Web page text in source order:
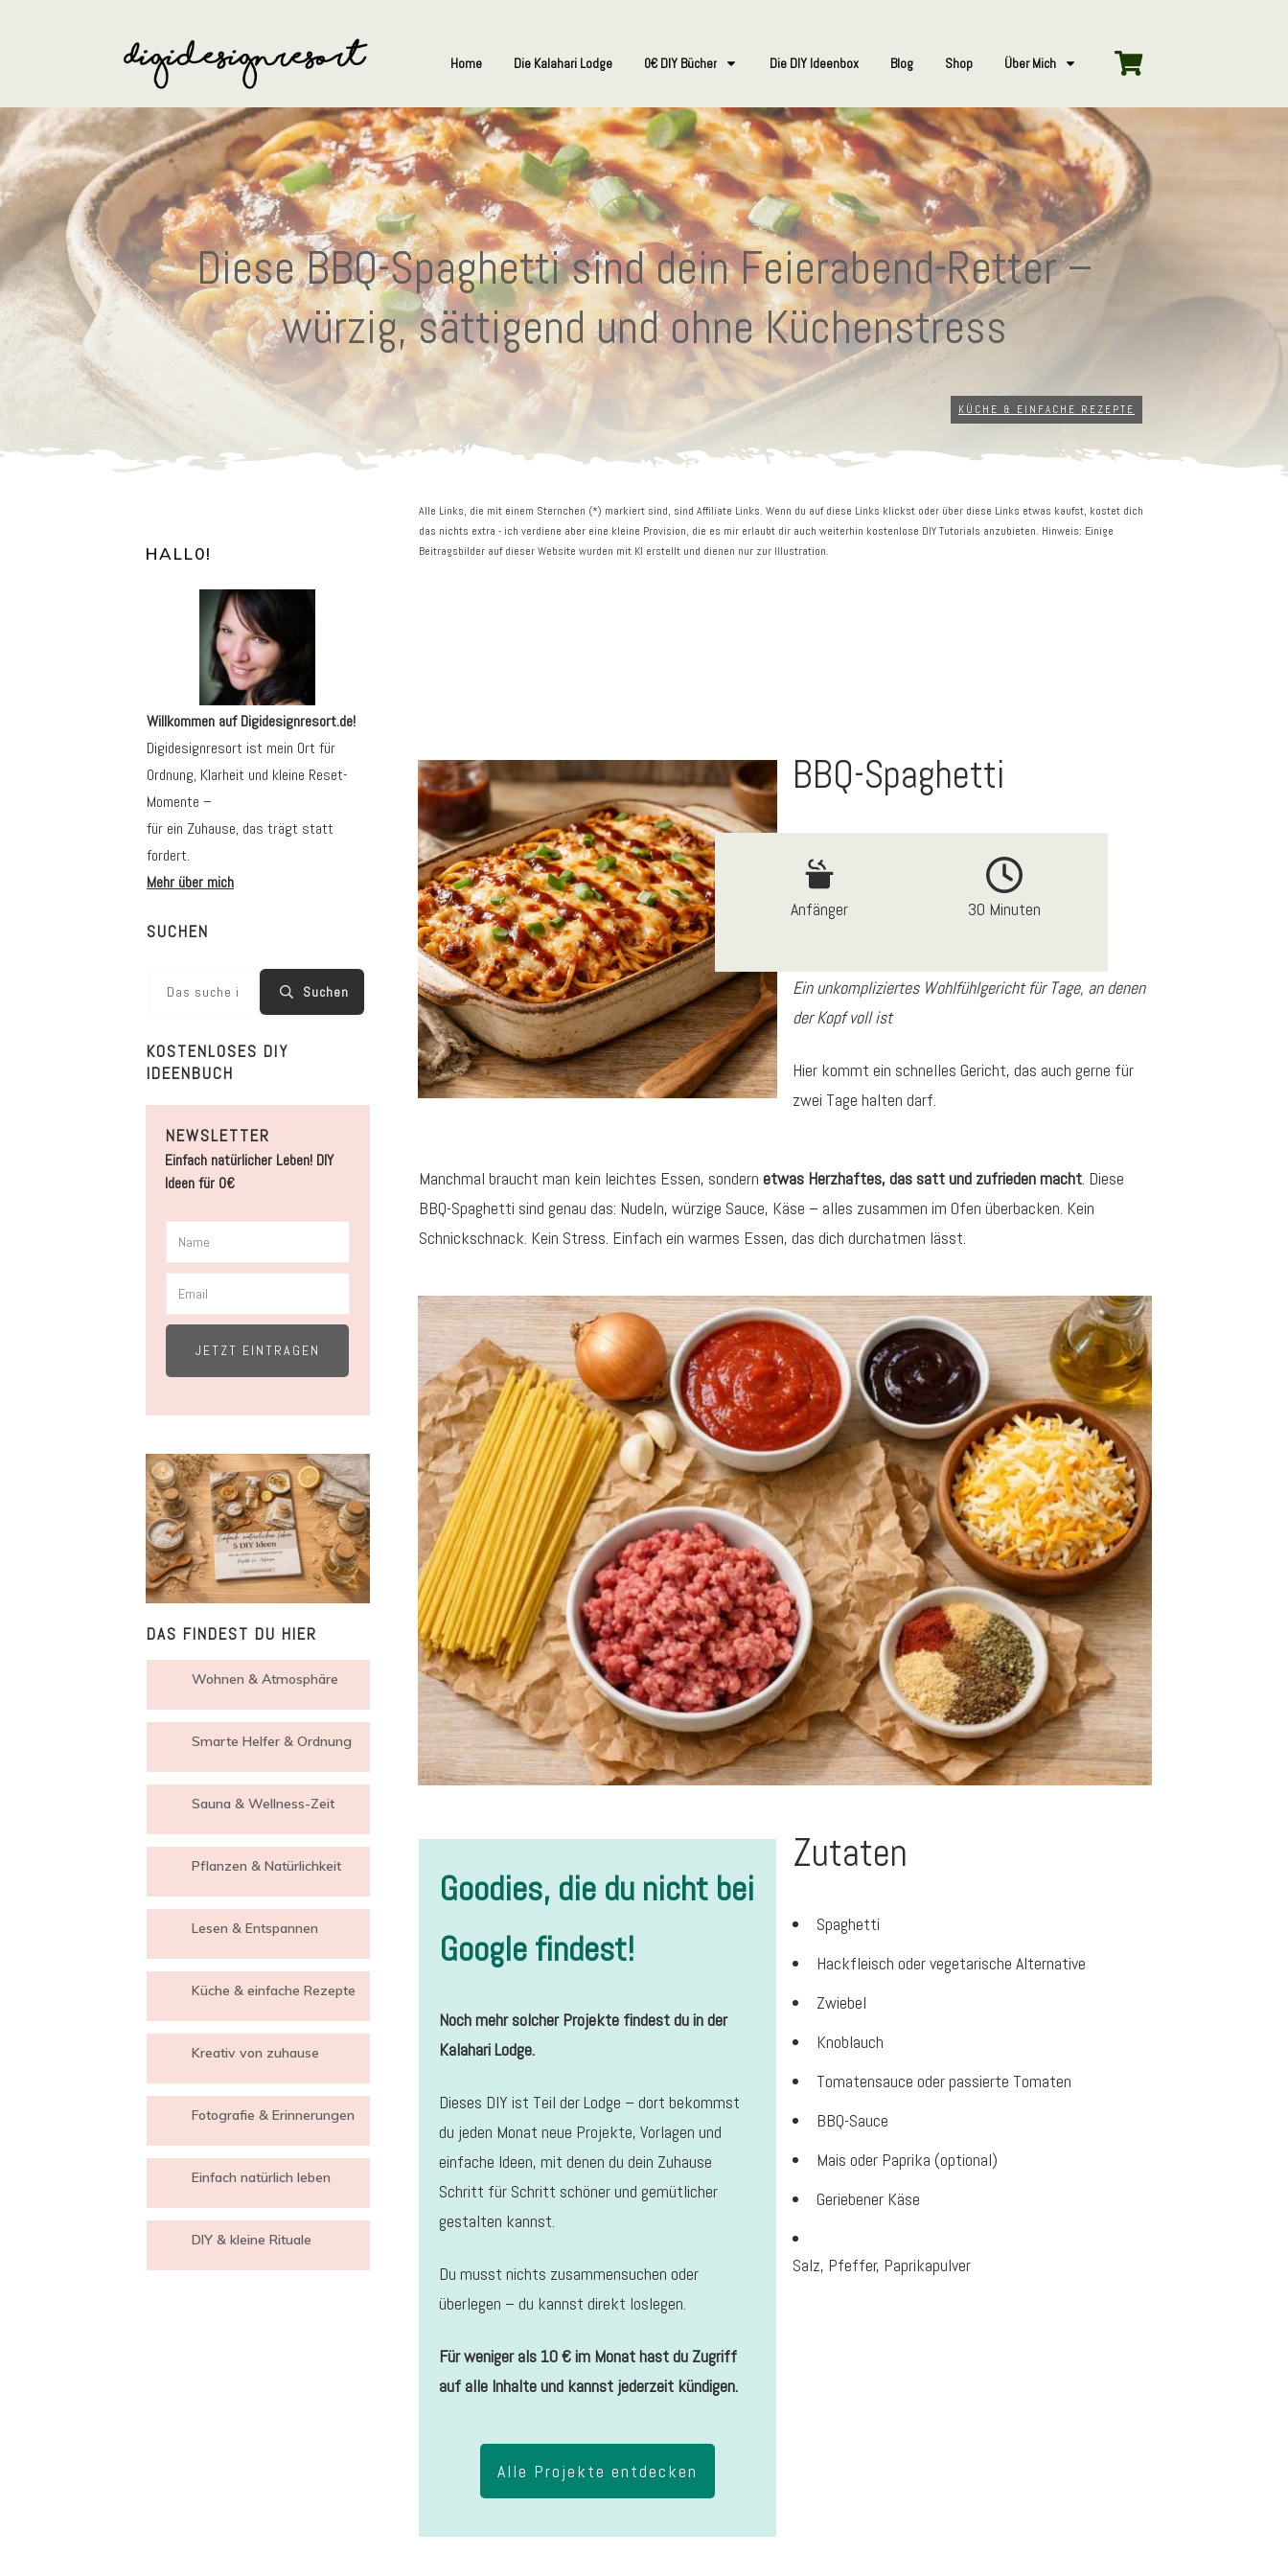
Home Die Kalahari Lodge 0€ DIY Bücher Die DIY Ideenbox Blog Shop Über Mich
Diese BBQ-Spaghetti sind dein Feierabend-Retter –
würzig, sättigend und ohne Küchenstress
KÜCHE & EINFACHE REZEPTE
Alle Links, die mit einem Sternchen (*) markiert sind, sind Affiliate Links. Wenn du auf diese Links klickst oder über diese Links etwas kaufst, kostet dich
das nichts extra - ich verdiene aber eine kleine Provision, die es mir erlaubt dir auch weiterhin kostenlose DIY Tutorials anzubieten. Hinweis: Einige
Beitragsbilder auf dieser Website wurden mit KI erstellt und dienen nur zur Illustration.
BBQ-Spaghetti
Anfänger 30 Minuten
Ein unkompliziertes Wohlfühlgericht für Tage, an denen
der Kopf voll ist
Hier kommt ein schnelles Gericht, das auch gerne für
zwei Tage halten darf.
Manchmal braucht man kein leichtes Essen, sondern etwas Herzhaftes, das satt und zufrieden macht. Diese
BBQ-Spaghetti sind genau das: Nudeln, würzige Sauce, Käse – alles zusammen im Ofen überbacken. Kein
Schnickschnack. Kein Stress. Einfach ein warmes Essen, das dich durchatmen lässt.
Goodies, die du nicht bei
Google findest!
Noch mehr solcher Projekte findest du in der
Kalahari Lodge.
Dieses DIY ist Teil der Lodge – dort bekommst
du jeden Monat neue Projekte, Vorlagen und
einfache Ideen, mit denen du dein Zuhause
Schritt für Schritt schöner und gemütlicher
gestalten kannst.
Du musst nichts zusammensuchen oder
überlegen – du kannst direkt loslegen.
Für weniger als 10 € im Monat hast du Zugriff
auf alle Inhalte und kannst jederzeit kündigen.
Alle Projekte entdecken
Zutaten
Spaghetti
Hackfleisch oder vegetarische Alternative
Zwiebel
Knoblauch
Tomatensauce oder passierte Tomaten
BBQ-Sauce
Mais oder Paprika (optional)
Geriebener Käse
Salz, Pfeffer, Paprikapulver
HALL0!
Willkommen auf Digidesignresort.de!
Digidesignresort ist mein Ort für
Ordnung, Klarheit und kleine Reset-
Momente –
für ein Zuhause, das trägt statt
fordert.
Mehr über mich
SUCHEN
Suchen
KOSTENLOSES DIY
IDEENBUCH
NEWSLETTER
Einfach natürlicher Leben! DIY
Ideen für 0€
JETZT EINTRAGEN
DAS FINDEST DU HIER
Wohnen & Atmosphäre
Smarte Helfer & Ordnung
Sauna & Wellness-Zeit
Pflanzen & Natürlichkeit
Lesen & Entspannen
Küche & einfache Rezepte
Kreativ von zuhause
Fotografie & Erinnerungen
Einfach natürlich leben
DIY & kleine Rituale